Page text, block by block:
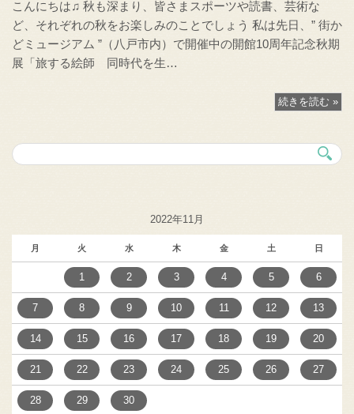
こんにちは♫ 秋も深まり、皆さまスポーツや読書、芸術な
ど、それぞれの秋をお楽しみのことでしょう 私は先日、” 街か
どミュージアム ”（八戸市内）で開催中の開館10周年記念秋期
展「旅する絵師 同時代を生…
続きを読む »
2022年11月
月 火 水 木 金 土 日
1 2 3 4 5 6
7 8 9 10 11 12 13
14 15 16 17 18 19 20
21 22 23 24 25 26 27
28 29 30